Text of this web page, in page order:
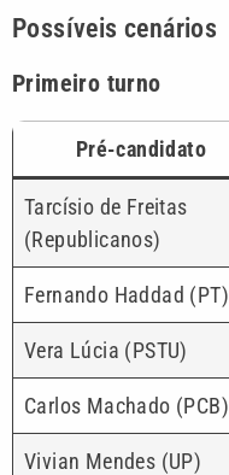
Possíveis cenários
Primeiro turno
Pré-candidato
Tarcísio de Freitas
(Republicanos)
Fernando Haddad (PT)
Vera Lúcia (PSTU)
Carlos Machado (PCB)
Vivian Mendes (UP)